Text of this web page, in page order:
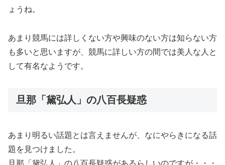
ょうね。
あまり競馬には詳しくない方や興味のない方は知らない方
も多いと思いますが、競馬に詳しい方の間では美人な人と
して有名なようです。
旦那「黛弘人」の八百長疑惑
あまり明るい話題とは言えませんが、なにやらきになる話
題を見つけました。
旦那「黛弘人」の八百長疑惑があるらしいのですが・・・